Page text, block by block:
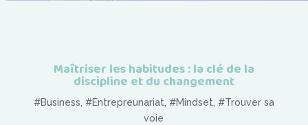
Maîtriser les habitudes : la clé de la
discipline et du changement
#Business, #Entrepreunariat, #Mindset, #Trouver sa
voie